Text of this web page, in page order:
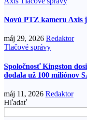
Novú PTZ kameru Axis
máj 29, 2026 Redaktor
Tlačové správy
Spoločnosť Kingston
dodala už 100 miliónov
máj 11, 2026 Redaktor
Hľadať